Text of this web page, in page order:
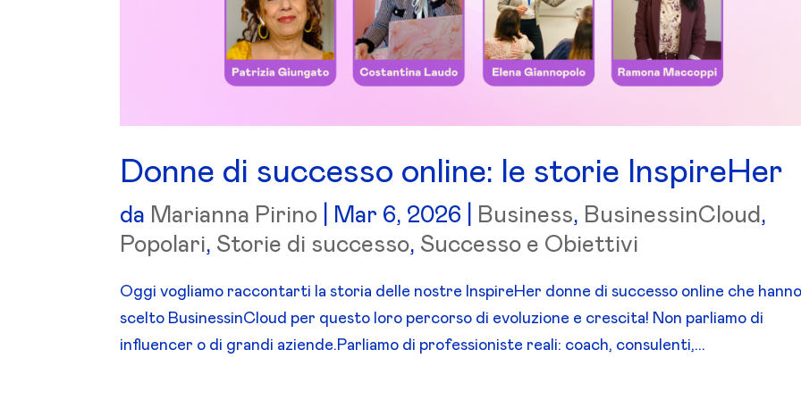
Donne di successo online: le storie InspireHer
da Marianna Pirino Mar 6, 2026 Business, BusinessinCloud ,
Popolari,Storie di successo,Successo e Obiettivi
Oggi vogliamo raccontarti la storia delle nostre InspireHer donne di successo online che
scelto BusinessinCloud per questo loro percorso di evoluzione e crescita! Non parliamo di
influencer o di grandi aziende.Parliamo di professioniste reali: coach, consulenti,...